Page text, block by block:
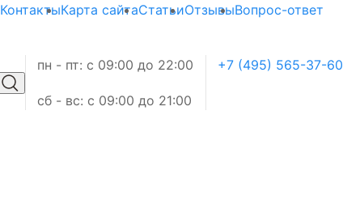
КонтактыКарта сайтаСтатьиОтзывыВопрос-ответ
пн - пт: с 09:00 до 22:00
сб - вс: с 09:00 до 21:00
+7 (495) 565-37-60